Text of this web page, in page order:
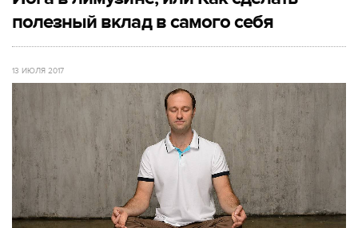
полезный вклад в самого себя
13 ИЮЛЯ 2017